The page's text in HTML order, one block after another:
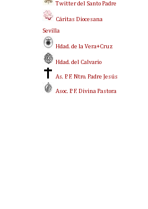
Twitter del Santo Padre
Cáritas Diocesana
Sevilla
Hdad. de la Vera+Cruz
Hdad. del Calvario
As. P. F. Ntro. Padre Jesús
Asoc. P. F. Divina Pastora